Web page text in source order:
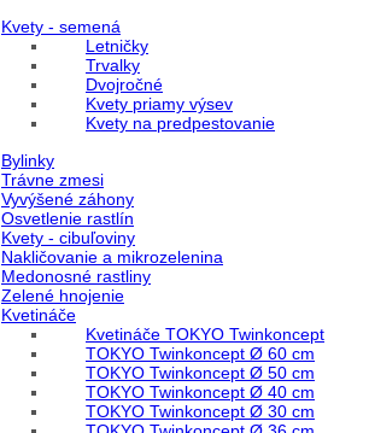
Kvety - semená
Letničky
Trvalky
Dvojročné
Kvety priamy výsev
Kvety na predpestovanie
Bylinky
Trávne zmesi
Vyvýšené záhony
Osvetlenie rastlín
Kvety - cibuľoviny
Nakličovanie a mikrozelenina
Medonosné rastliny
Zelené hnojenie
Kvetináče
Kvetináče TOKYO Twinkoncept
TOKYO Twinkoncept Ø 60 cm
TOKYO Twinkoncept Ø 50 cm
TOKYO Twinkoncept Ø 40 cm
TOKYO Twinkoncept Ø 30 cm